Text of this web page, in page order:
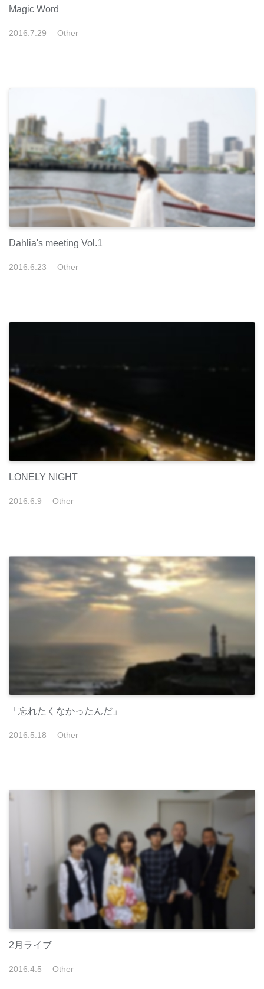
Magic Word
2016 7 29 Other
Dahlia's meeting Vol.1
2016 6 23 Other
LONELY NIGHT
2016 6 9 Other
「忘れたくなかったんだ」
2016 5 18 Other
2月ライブ
2016.4.5 Other